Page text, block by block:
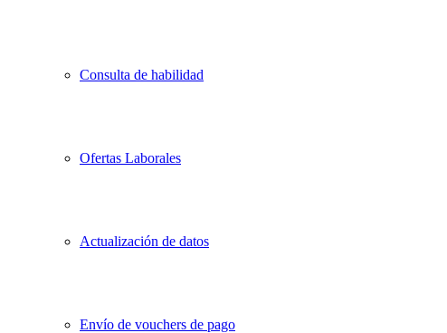
Consulta de habilidad
Ofertas Laborales
Actualización de datos
Envío de vouchers de pago